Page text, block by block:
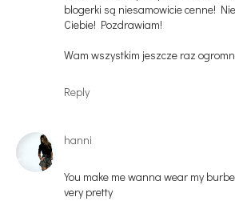
blogerki są niesamowicie cenne!
Ciebie! Pozdrawiam!
Wam wszystkim jeszcze raz
Reply
hanni
You make me wanna wear my
very pretty